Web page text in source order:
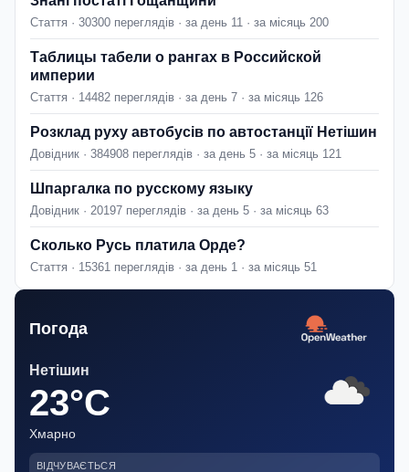
Стаття · 30300 переглядів · за день 11 · за місяць 200
Таблицы табели о рангах в Российской
империи
Стаття · 14482 переглядів · за день 7 · за місяць 126
Розклад руху автобусів по автостанції Нетішин
Довідник · 384908 переглядів · за день 5 · за місяць 121
Шпаргалка по русскому языку
Довідник · 20197 переглядів · за день 5 · за місяць 63
Сколько Русь платила Орде?
Стаття · 15361 переглядів · за день 1 · за місяць 51
Погода
Нетішин
23°C
Хмарно
ВІДЧУВАЄТЬСЯ